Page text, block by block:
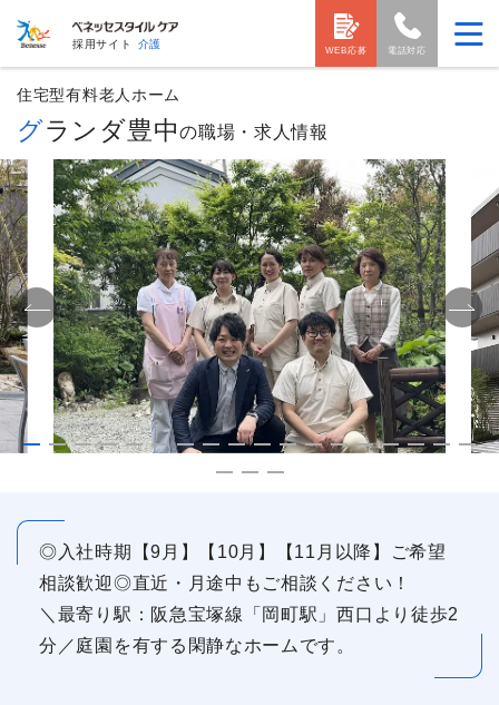
採用サイト 介護
電話対応
WEB応募
住宅型有料老人ホーム
グランダ豊中の職場・求人情報
◎入社時期【9月】【10月】【11月以降】ご希望
相談歓迎◎直近・月途中もご相談ください！
＼最寄り駅：阪急宝塚線「岡町駅」西口より徒歩2
分／庭園を有する閑静なホームです。